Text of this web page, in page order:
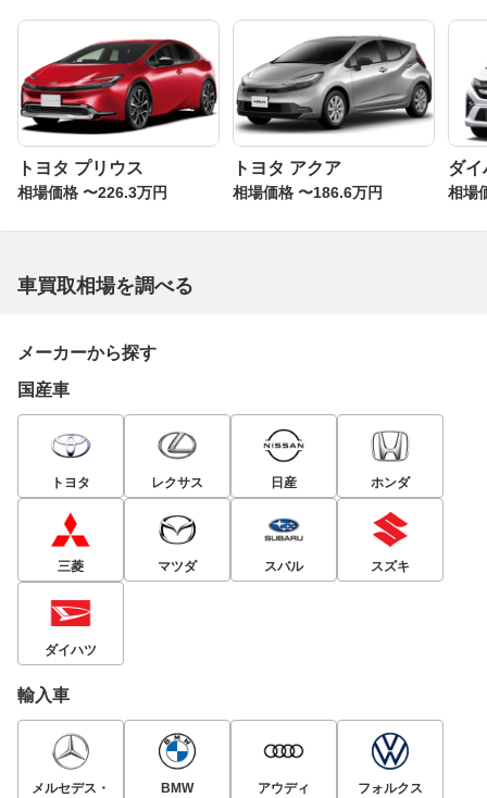
トヨタ プリウス
相場価格 〜226.3万円
トヨタ アクア
相場価格 〜186.6万円
ダイ
相場
車買取相場を調べる
メーカーから探す
国産車
トヨタ レクサス 日産 ホンダ
三菱 マツダ スバル スズキ
ダイハツ
輸入車
メルセデス・
BMW アウディ
フォルクス